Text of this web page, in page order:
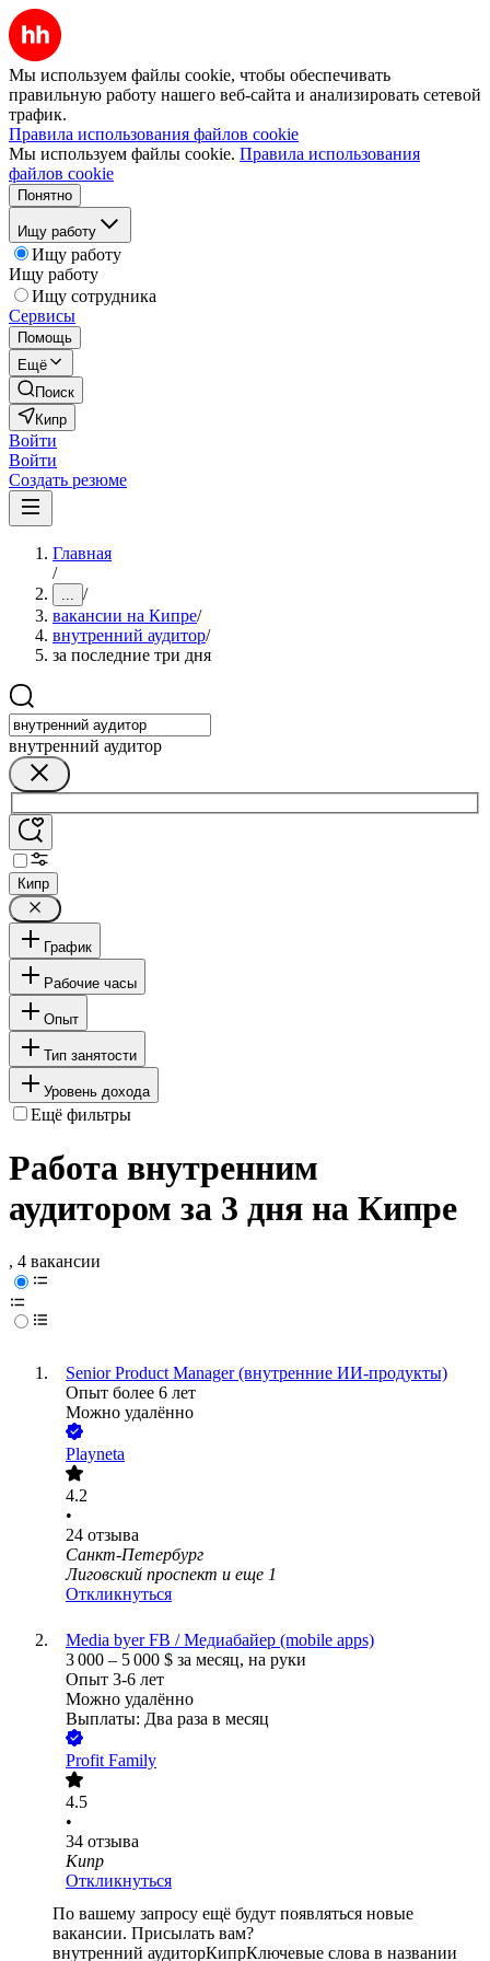
Мы используем файлы cookie, чтобы обеспечивать
правильную работу нашего веб-сайта и анализировать сетевой
трафик.
Правила использования файлов cookie
Мы используем файлы cookie. Правила использования
файлов cookie
Понятно
Ищу работу
Ищу работу
Ищу работу
Ищу сотрудника
Сервисы
Помощь
Ещё
Поиск
Кипр
Войти
Войти
Создать резюме
Главная
/
... /
вакансии на Кипре/
внутренний аудитор/
за последние три дня
внутренний аудитор
Кипр
График
Рабочие часы
Опыт
Тип занятости
Уровень дохода
Ещё фильтры
Работа внутренним
аудитором за 3 дня на Кипре
, 4 вакансии
Senior Product Manager (внутренние ИИ-продукты)
Опыт более 6 лет
Можно удалённо
Playneta
4.2
•
24 отзыва
Санкт-Петербург
Лиговский проспект и еще 1
Откликнуться
Media byer FB / Медиабайер (mobile apps)
3 000 – 5 000 $ за месяц, на руки
Опыт 3-6 лет
Можно удалённо
Выплаты: Два раза в месяц
Profit Family
4.5
•
34 отзыва
Кипр
Откликнуться
По вашему запросу ещё будут появляться новые
вакансии. Присылать вам?
внутренний аудиторКипрКлючевые слова в названии